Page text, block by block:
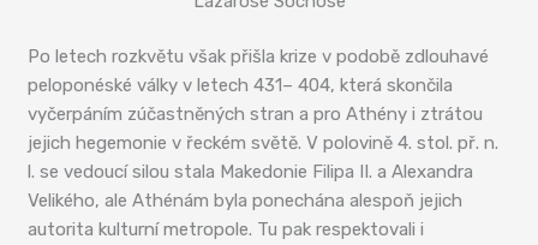
Po letech rozkvětu však přišla krize v podobě zdlouhavé
peloponéské války v letech 431– 404, která skončila
vyčerpáním zúčastněných stran a pro Athény i ztrátou
jejich hegemonie v řeckém světě. V polovině 4. stol. př. n.
l. se vedoucí silou stala Makedonie Filipa II. a Alexandra
Velikého, ale Athénám byla ponechána alespoň jejich
autorita kulturní metropole. Tu pak respektovali i